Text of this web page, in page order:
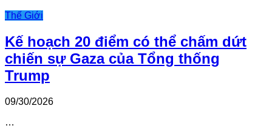
Thế Giới
Kế hoạch 20 điểm có thể chấm dứt
chiến sự Gaza của Tổng thống
Trump
09/30/2026
…